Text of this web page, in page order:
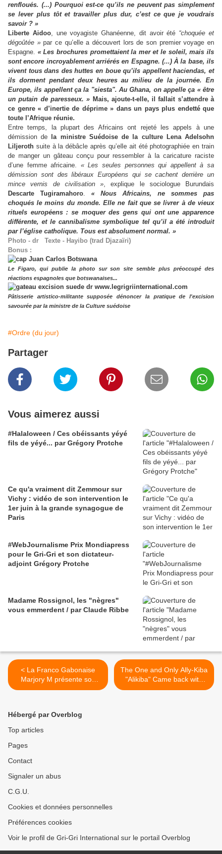
renfloués. (...) Pourquoi est-ce qu’ils ne peuvent pas simplement
se lever plus tôt et travailler plus dur, c’est ce que je voudrais
savoir ? »
Liberte Aidoo, une voyagiste Ghanéenne, dit avoir été “choquée et
dégoûtée »par ce qu’elle a découvert lors de son premier voyage en
Espagne. « Les brochures promettaient la mer et le soleil, mais ils
sont encore incroyablement arriérés en Espagne. (...) À la base, ils
vivent tous dans des huttes en boue qu’ils appellent haciendas, et
ils dorment pendant deux heures au milieu de la journée. En
Europe, ils appellent ça la "siesta". Au Ghana, on appelle ça « être
un putain de paresseux. » Mais, ajoute-t-elle, il fallait s’attendre à
ce genre « d’inertie de déprime » dans un pays plus endetté que
toute l’Afrique réunie.
Entre temps, la plupart des Africains ont rejeté les appels à une
démission de
la ministre Suédoise de la culture Lena Adelsohn
Liljeroth suite à la débâcle après qu’elle ait été photographiée en train
de manger un gâteau conçu pour ressembler à la caricature raciste
d’une femme africaine. « Les seules personnes qui appellent à sa
démission sont des libéraux Européens qui se cachent derrière un
mince vernis de civilisation », explique le sociologue Burundais
Descarte Tugiramahoro. « Nous Africains, ne sommes pas
choqués le moins du monde. Elle ne fait que se livrer à de vieux
rituels européens : se moquer des gens qui ont une apparence
différente, et le cannibalisme symbolique tel qu’il a été introduit
par l’église catholique. Tous est absolument normal. »
Photo - dr Texte - Hayibo (trad Djazaïri)
Bonus :
Le Figaro, qui publie la photo sur son site semble plus préoccupé des
réactions espagnoles que botswanaises...
Pâtisserie artistico-militante supposée dénoncer la pratique de l'excision
savourée par la ministre de la Culture suédoise
#Ordre (du jour)
Partager
Vous aimerez aussi
#Halaloween / Ces obéissants yéyé
fils de yéyé... par Grégory Protche
Ce qu'a vraiment dit Zemmour sur
Vichy : vidéo de son intervention le
1er juin à la grande synagogue de
Paris
#WebJournalisme Prix Mondiapress
pour le Gri-Gri et son dictateur-
adjoint Grégory Protche
Madame Rossignol, les "nègres"
vous emmerdent / par Claude Ribbe
< La Franco Gabonaise
Marjory M présente son
premier clip intitulé "ça c'est
The One and Only Ally-Kiba
"Alikiba" Came back with
Mali Yangu >
Hébergé par Overblog
Top articles
Pages
Contact
Signaler un abus
C.G.U.
Cookies et données personnelles
Préférences cookies
Voir le profil de Gri-Gri International sur le portail Overblog